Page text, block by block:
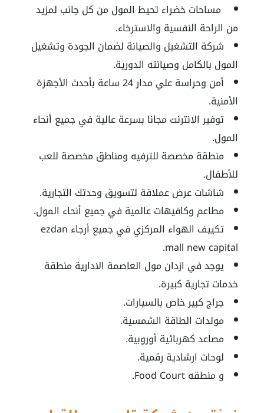
مساحات خضراء تحيط المول من كل جانب لمزيد
من الراحة النفسية والاسترخاء.
شركة التشغيل والصيانة لضمان الجودة وتشغيل
المول بالكامل وصيانته الدورية.
أمن وحراسة علي مدار 24 ساعة بأحدث الأجهزة
الأمنية.
توفير الانترنت مجانا بسرعة عالية في جميع أنحاء
المول.
منطقة مخصصة للترفيه ومناطق مخصصة للعب
للأطفال.
شاشات عرض عملاقة لتسويق وحدتك التجارية.
مطاعم وكافيهات عالمية في جميع أنحاء المول.
تكييف الهواء المركزي في جميع أرجاء ezdan
mall new capital.
يوجد في ازدان مول العاصمة الادارية منطقة
خدمات تجارية كبيرة.
جراج كبير خاص بالسيارات.
مولدات الطاقة الشمسية.
مصاعد كهربائية أوروبية.
لوحات ارشادية رقمية.
و منطقه Food Court.